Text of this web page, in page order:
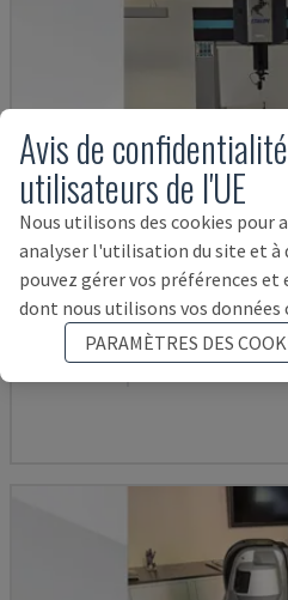
DERBY 454
ETALON - MACHINE À MESURER DE
Avis de
utilisateurs de l'UE
Nous utilisons des cookies pour
analyser l'utilisation du site et à
pouvez gérer vos préférences et
dont nous utilisons vos données
PARAMÈTRES DES